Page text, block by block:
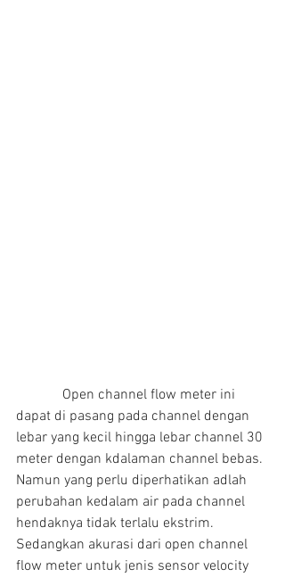
dapat di pasang pada channel dengan
lebar yang kecil hingga lebar channel 30
meter dengan kdalaman channel bebas.
Namun yang perlu diperhatikan adlah
perubahan kedalam air pada channel
hendaknya tidak terlalu ekstrim.
Sedangkan akurasi dari open channel
flow meter untuk jenis sensor velocity